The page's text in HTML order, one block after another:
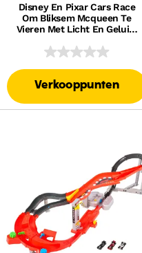
Disney En Pixar Cars Race
Om Bliksem Mcqueen Te
Vieren Met Licht En Geluid,
Formaat
Verkooppunten